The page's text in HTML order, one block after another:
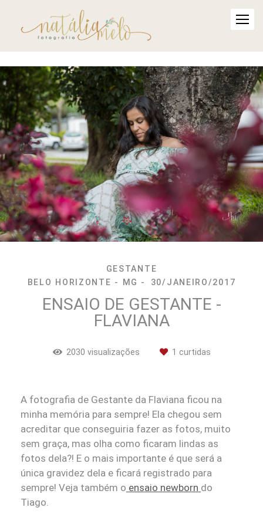
GESTANTE
BELO HORIZONTE - MG
30/JANEIRO/2017
ENSAIO DE GESTANTE -
FLAVIANA
2030 visualizações 1 curtidas
A fotografia de Gestante da Flaviana ficou na
minha memória para sempre! Ela chegou sem
acreditar que conseguiria fazer as fotos, muito
sem graça, mas olha como ficaram lindas as
fotos dela?! E o mais importante é que será a
única gravidez dela e ficará registrado para
sempre! Veja também o ensaio newborn do
Tiago.